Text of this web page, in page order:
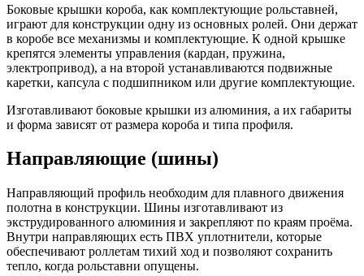
Боковые крышки короба, как комплектующие рольставней,
играют для конструкции одну из основных ролей. Они держат
в коробе все механизмы и комплектующие. К одной крышке
крепятся элементы управления (кардан, пружина,
электропривод), а на второй устанавливаются подвижные
каретки, капсула с подшипником или другие комплектующие.
Изготавливают боковые крышки из алюминия, а их габариты
и форма зависят от размера короба и типа профиля.
Направляющие (шины)
Направляющий профиль необходим для плавного движения
полотна в конструкции. Шины изготавливают из
экструдированного алюминия и закрепляют по краям проёма.
Внутри направляющих есть ПВХ уплотнители, которые
обеспечивают роллетам тихий ход и позволяют сохранить
тепло, когда рольставни опущены.